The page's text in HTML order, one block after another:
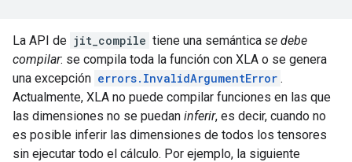
La API de jit_compile tiene una semántica se debe
compilar: se compila toda la función con XLA o se genera
una excepción errors.InvalidArgumentError .
Actualmente, XLA no puede compilar funciones en las que
las dimensiones no se puedan inferir, es decir, cuando no
es posible inferir las dimensiones de todos los tensores
sin ejecutar todo el cálculo. Por ejemplo, la siguiente